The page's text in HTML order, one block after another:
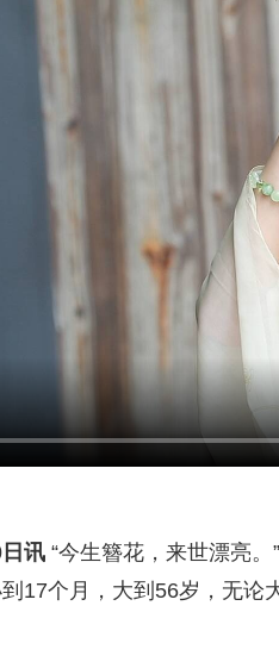
讯 “今生簪花，来世漂亮
17个月，大到56岁，无论